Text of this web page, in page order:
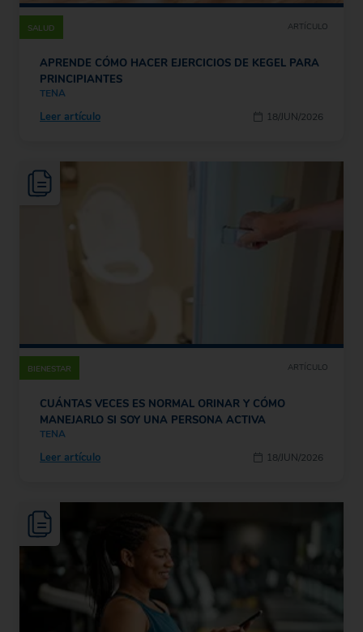
SALUD ARTÍCULO
APRENDE CÓMO HACER EJERCICIOS DE KEGEL PARA
PRINCIPIANTES
TENA
18/JUN/2026
Leer artículo
BIENESTAR ARTÍCULO
CUÁNTAS VECES ES NORMAL ORINAR Y CÓMO
MANEJARLO SI SOY UNA PERSONA ACTIVA
TENA
18/JUN/2026
Leer artículo